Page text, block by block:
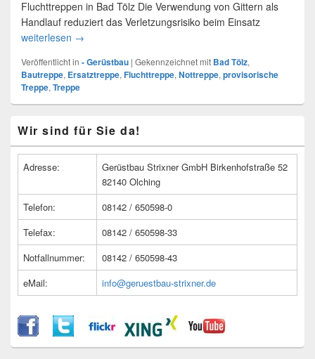
Fluchttreppen in Bad Tölz Die Verwendung von Gittern als
Handlauf reduziert das Verletzungsrisiko beim Einsatz
weiterlesen Fluchttreppe und Ersatztreppe Bad Tölz
→
Veröffentlicht in - Gerüstbau | Gekennzeichnet mit Bad Tölz,
Bautreppe, Ersatztreppe, Fluchttreppe, Nottreppe, provisorische
Treppe, Treppe
Seitenleisten
Widget-
Wir sind für Sie da!
Adresse:
Gerüstbau Strixner GmbH Birkenhofstraße 52
82140 Olching
Telefon:
08142 / 650598-0
Telefax:
08142 / 650598-33
Notfallnummer:
08142 / 650598-43
eMail:
info@geruestbau-strixner.de